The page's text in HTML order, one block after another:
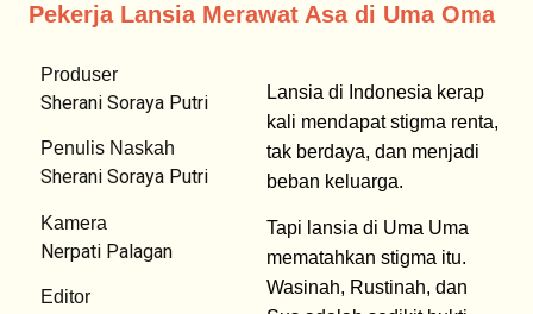
Pekerja Lansia Merawat Asa di Uma Oma
Produser
Sherani Soraya Putri
Penulis Naskah
Sherani Soraya Putri
Kamera
Nerpati Palagan
Editor
Lansia di Indonesia kerap
kali mendapat stigma renta,
tak berdaya, dan menjadi
beban keluarga.
Tapi lansia di Uma Uma
mematahkan stigma itu.
Wasinah, Rustinah, dan